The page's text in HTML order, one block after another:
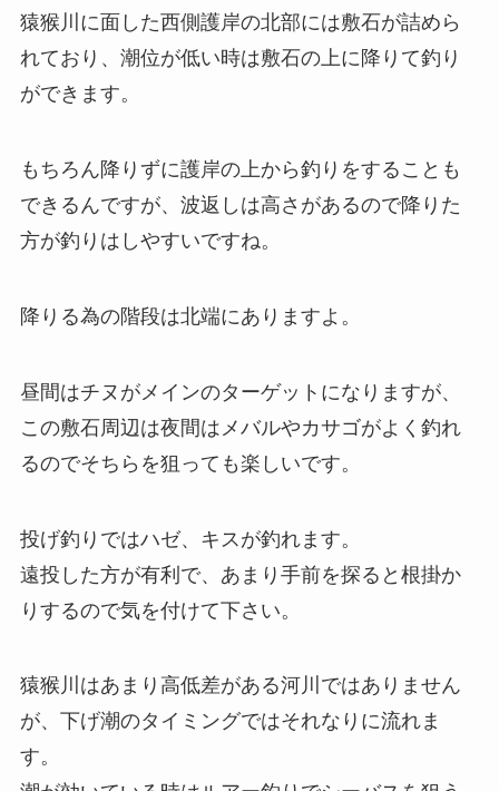
猿猴川に面した西側護岸の北部には敷石が詰めら
れており、潮位が低い時は敷石の上に降りて釣り
ができます。
もちろん降りずに護岸の上から釣りをすることも
できるんですが、波返しは高さがあるので降りた
方が釣りはしやすいですね。
降りる為の階段は北端にありますよ。
昼間はチヌがメインのターゲットになりますが、
この敷石周辺は夜間はメバルやカサゴがよく釣れ
るのでそちらを狙っても楽しいです。
投げ釣りではハゼ、キスが釣れます。
遠投した方が有利で、あまり手前を探ると根掛か
りするので気を付けて下さい。
猿猴川はあまり高低差がある河川ではありません
が、下げ潮のタイミングではそれなりに流れま
す。